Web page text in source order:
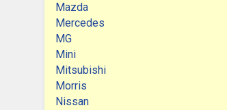
Mazda
Mercedes
MG
Mini
Mitsubishi
Morris
Nissan